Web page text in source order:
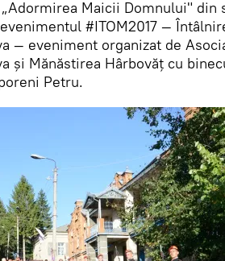
Maicii Domnului" din
#ITOM2017 —
— eveniment organizat de
și Mănăstirea Hârbovăț cu
Petru.